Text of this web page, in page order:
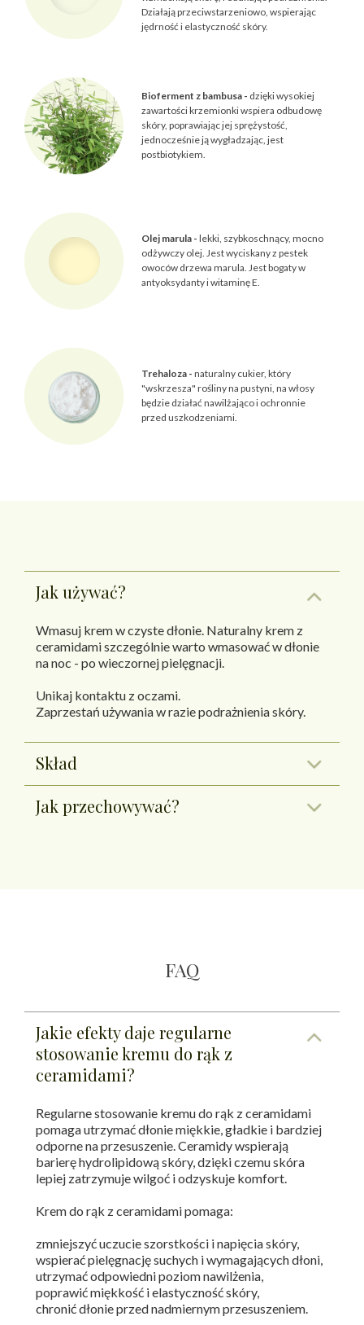
Działają przeciwstarzeniowo, wspierając
jędrność i elastyczność skóry.
Bioferment z bambusa - dzięki wysokiej
zawartości krzemionki wspiera odbudowę
skóry, poprawiając jej sprężystość,
jednocześnie ją wygładzając, jest
postbiotykiem.
Olej marula -lekki, szybkoschnący, mocno
odżywczy olej. Jest wyciskany z pestek
owoców drzewa marula. Jest bogaty w
antyoksydanty i witaminę E.
Trehaloza -naturalny cukier, który
"wskrzesza" rośliny na pustyni, na włosy
będzie działać nawilżająco i ochronnie
przed uszkodzeniami.
Jak używać?
Wmasuj krem w czyste dłonie. Naturalny krem z
ceramidami szczególnie warto wmasować w dłonie
na noc - po wieczornej pielęgnacji.
Unikaj kontaktu z oczami.
Zaprzestań używania w razie podrażnienia skóry.
Skład
Jak przechowywać?
FAQ
Jakie efekty daje regularne
stosowanie kremu do rąk z
ceramidami?
Regularne stosowanie kremu do rąk z ceramidami
pomaga utrzymać dłonie miękkie, gładkie i bardziej
odporne na przesuszenie. Ceramidy wspierają
barierę hydrolipidową skóry, dzięki czemu skóra
lepiej zatrzymuje wilgoć i odzyskuje komfort.
Krem do rąk z ceramidami pomaga:
zmniejszyć uczucie szorstkości i napięcia skóry,
wspierać pielęgnację suchych i wymagających dłoni,
utrzymać odpowiedni poziom nawilżenia,
poprawić miękkość i elastyczność skóry,
chronić dłonie przed nadmiernym przesuszeniem.